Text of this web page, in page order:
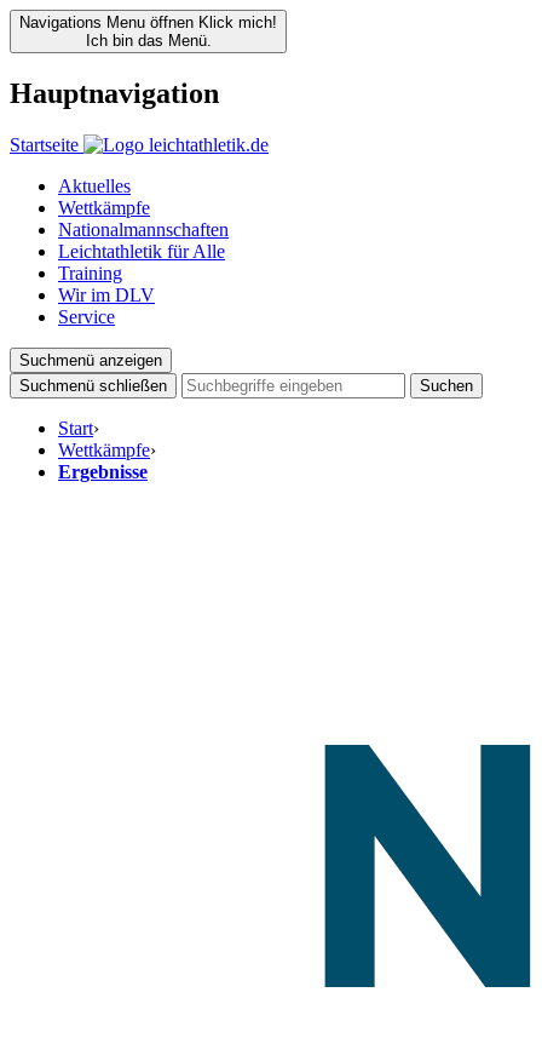
Navigations Menu öffnen Klick mich!
Ich bin das Menü.
Hauptnavigation
Startseite
Aktuelles
Wettkämpfe
Nationalmannschaften
Leichtathletik für Alle
Training
Wir im DLV
Service
Suchmenü anzeigen
Suchmenü schließen
Suchen
Start›
Wettkämpfe›
Ergebnisse